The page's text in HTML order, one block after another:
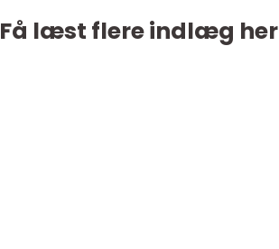
Få læst flere indlæg her